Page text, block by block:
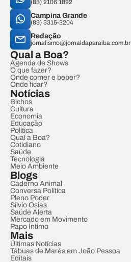
(83) 2106.1892
Campina Grande
(83) 3315-3204
Redação
jornalismo@jornaldaparaiba.com.br
Qual a Boa?
Agenda de Shows
O que fazer?
Onde comer e beber?
Onde ficar?
Notícias
Bichos
Cultura
Economia
Educação
Política
Qual a Boa?
Cotidiano
Saúde
Tecnologia
Meio Ambiente
Blogs
Caderno Animal
Conversa Política
Pleno Poder
Sílvio Osias
Saúde Alerta
Mercado em Movimento
Papo Íntimo
Mais
Últimas Notícias
Tábuas de Marés em João Pessoa
Editais